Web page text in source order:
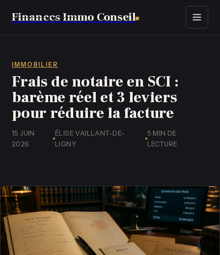
Finances Immo Conseil
Immobilier
Finance
Assurance
Business
Emploi
IMMOBILIER
Frais de notaire en SCI :
barème réel et 3 leviers
pour réduire la facture
15 JUIN
2026
·
ÉLISE VAILLANT-DE-
LIGNY
·
5 MIN DE
LECTURE